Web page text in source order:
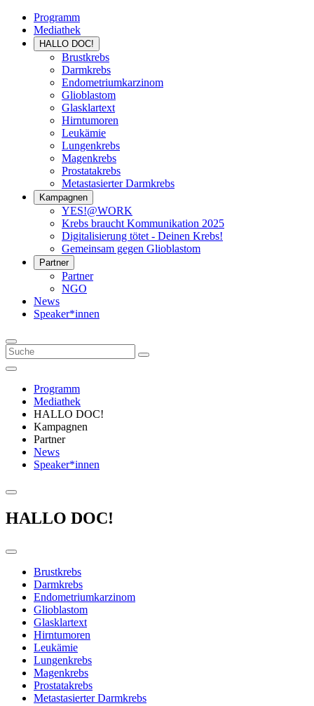
Programm
Mediathek
HALLO DOC!
Brustkrebs
Darmkrebs
Endometriumkarzinom
Glioblastom
Glasklartext
Hirntumoren
Leukämie
Lungenkrebs
Magenkrebs
Prostatakrebs
Metastasierter Darmkrebs
Kampagnen
YES!@WORK
Krebs braucht Kommunikation 2025
Digitalisierung tötet - Deinen Krebs!
Gemeinsam gegen Glioblastom
Partner
Partner
NGO
News
Speaker*innen
Programm
Mediathek
HALLO DOC!
Kampagnen
Partner
News
Speaker*innen
HALLO DOC!
Brustkrebs
Darmkrebs
Endometriumkarzinom
Glioblastom
Glasklartext
Hirntumoren
Leukämie
Lungenkrebs
Magenkrebs
Prostatakrebs
Metastasierter Darmkrebs